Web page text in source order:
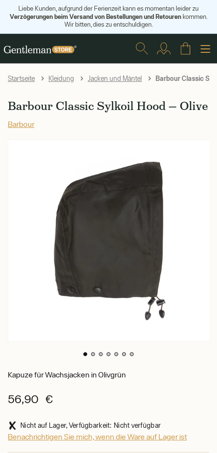
Liebe Kunden, aufgrund der Ferienzeit kann es momentan leider zu
Verzögerungen beim Versand von Bestellungen und Retourenkommen.
Wir bitten, dies zu entschuldigen.
Startseite Kleidung Jacken und Mäntel Barbour Classic
Barbour Classic Sylkoil Hood — Olive
Barbour
Kapuze für Wachsjacken in Olivgrün
56,90 €
Nicht auf Lager, Verfügbarkeit: Nicht verfügbar
Benachrichtigen Sie mich, wenn die Ware auf Lager ist